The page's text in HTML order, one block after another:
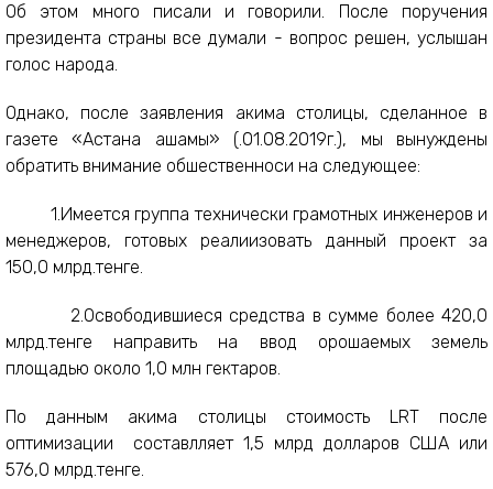
Об этом много писали и говорили. После поручения
президента страны все думали - вопрос решен, услышан
голос народа.
Однако, после заявления акима столицы, сделанное в
газете «Астана ақшамы» (.01.08.2019г.), мы вынуждены
обратить внимание обшественноси на следующее:
1.Имеется группа технически грамотных инженеров и
менеджеров, готовых реалиизовать данный проект за
150,0 млрд.тенге.
2.Освободившиеся средства в сумме более 420,0
млрд.тенге направить на ввод орошаемых земель
площадью около 1,0 млн гектаров.
По данным акима столицы стоимость LRT после
оптимизации составлляет 1,5 млрд долларов США или
576,0 млрд.тенге.